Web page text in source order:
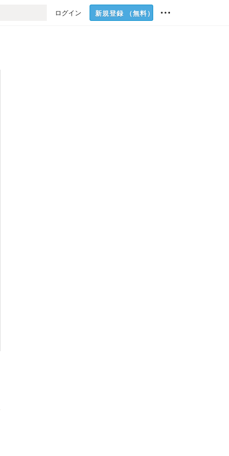
ログイン 新規登録 （無料）